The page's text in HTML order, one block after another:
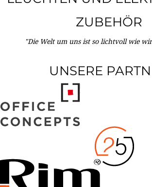
ZUBEHÖR
"Die Welt um uns ist so lichtvoll wie
UNSERE